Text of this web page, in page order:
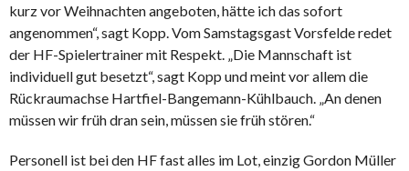
kurz vor Weihnachten angeboten, hätte ich das sofort
angenommen“, sagt Kopp. Vom Samstagsgast Vorsfelde redet
der HF-Spielertrainer mit Respekt. „Die Mannschaft ist
individuell gut besetzt“, sagt Kopp und meint vor allem die
Rückraumachse Hartfiel-Bangemann-Kühlbauch. „An denen
müssen wir früh dran sein, müssen sie früh stören.“
Personell ist bei den HF fast alles im Lot, einzig Gordon Müller